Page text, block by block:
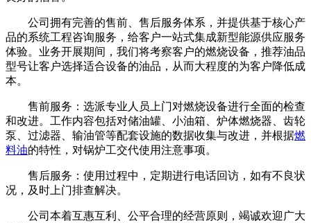
公司拥有完善的售前、售后服务体系，并提供基于核心产
品的系统工程咨询服务，给客户一站式集成新型能源供应服务
体验。业务开展期间，我们将考察客户的燃烧设备，推荐油品
型号让客户选择适合设备的油品，从而大程度的为客户降低成
本。
售前服务：选派专业人员上门对燃烧设备进行全面的检查
和改进。工作内容包括对储油罐、小油箱、炉体燃烧器、齿轮
泵、过滤器、输油管等配套设施的数据收集与改进，并根据燃
料油的特性，对锅炉工交代使用注意事项。
售后服务：使用过程中，定期进行电话回访，如有不良状
况，及时上门排查解决。
公司本着互惠互利、公平合理的经营原则，竭诚欢迎广大